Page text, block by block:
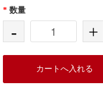
* 数量
- +
カートへ入れる